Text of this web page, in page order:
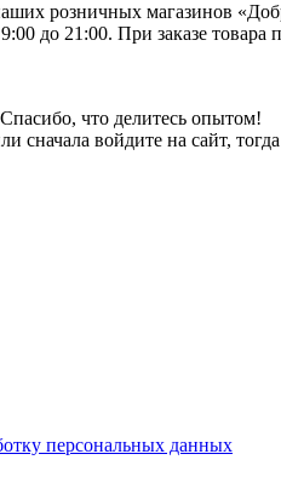
розничных магазинов
до 21:00. При заказе
что делитесь опытом!
сначала войдите на сайт,
персональных данных